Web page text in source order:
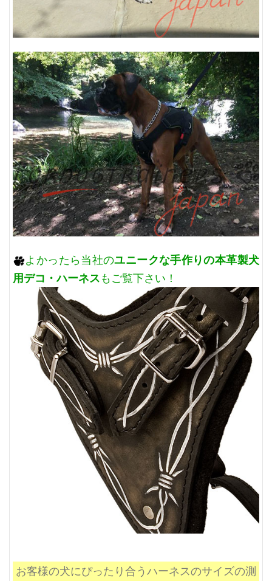
よかったら当社のユニークな手作りの本革製犬
用デコ・ハーネスもご覧下さい！
お客様の犬にぴったり合うハーネスのサイズの測